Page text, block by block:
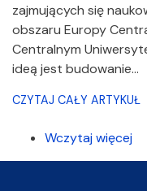
zajmujących się
obszaru Europy
Centralnym
ideą jest budowanie…
CZYTAJ CAŁY ARTYKUŁ
Wczytaj więcej